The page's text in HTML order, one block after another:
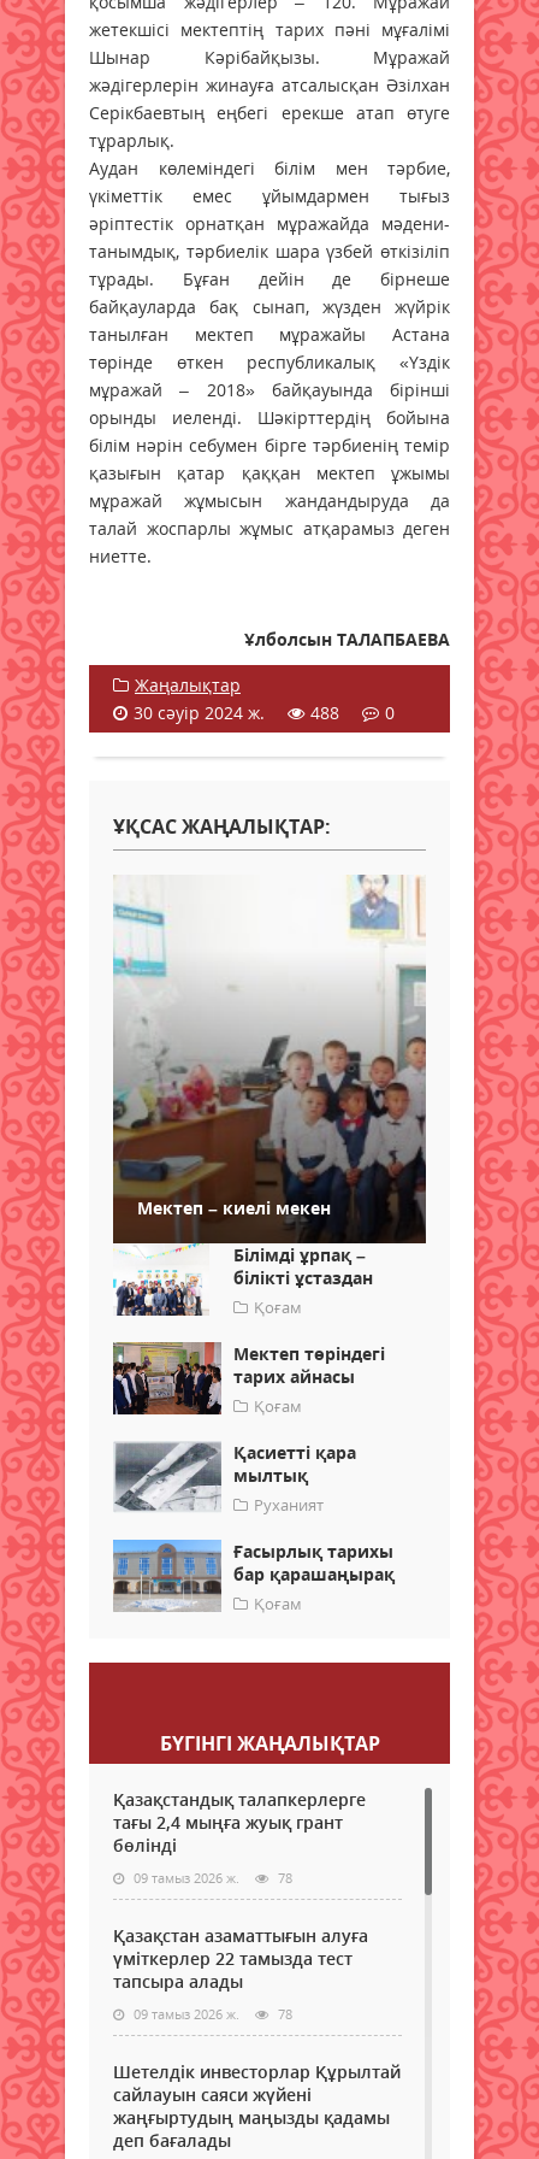
жетекшісі мектептің тарих пәні мұғалімі
Шынар Кәрібайқызы. Мұражай
жәдігерлерін жинауға атсалысқан Әзілхан
Серікбаевтың еңбегі ерекше атап өтуге
тұрарлық.
Аудан көлеміндегі білім мен тәрбие,
үкіметтік емес ұйымдармен тығыз
әріптестік орнатқан мұражайда мәдени-
танымдық, тәрбиелік шара үзбей өткізіліп
тұрады. Бұған дейін де бірнеше
байқауларда бақ сынап, жүзден жүйрік
танылған мектеп мұражайы Астана
төрінде өткен республикалық «Үздік
мұражай – 2018» байқауында бірінші
орынды иеленді. Шәкірттердің бойына
білім нәрін себумен бірге тәрбиенің темір
қазығын қатар қаққан мектеп ұжымы
мұражай жұмысын жандандыруда да
талай жоспарлы жұмыс атқарамыз деген
ниетте.
Ұлболсын ТАЛАПБАЕВА
Жаңалықтар
30 сәуір 2024 ж.
488 0
ҰҚСАС ЖАҢАЛЫҚТАР:
Мектеп – киелі мекен
Білімді ұрпақ –
білікті ұстаздан
Қоғам
Мектеп төріндегі
тарих айнасы
Қоғам
Қасиетті қара
мылтық
Руханият
Ғасырлық тарихы
бар қарашаңырақ
Қоғам
БҮГІНГI ЖАҢАЛЫҚТАР
Қазақстандық талапкерлерге
тағы 2,4 мыңға жуық грант
бөлінді
09 тамыз 2026 ж. 78
Қазақстан азаматтығын алуға
үміткерлер 22 тамызда тест
тапсыра алады
09 тамыз 2026 ж. 78
Шетелдік инвесторлар Құрылтай
сайлауын саяси жүйені
жаңғыртудың маңызды қадамы
деп бағалады